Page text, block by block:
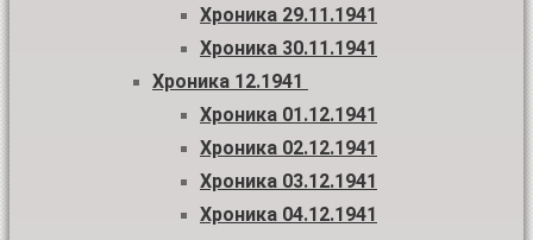
Хроника 29.11.1941
Хроника 30.11.1941
Хроника 12.1941
Хроника 01.12.1941
Хроника 02.12.1941
Хроника 03.12.1941
Хроника 04.12.1941